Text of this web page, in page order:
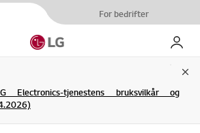
For bedrifter
My LG
Electronics-tjenestens bruksvilkår og